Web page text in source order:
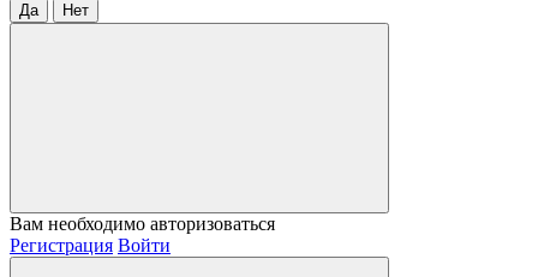
Да Нет
Вам необходимо авторизоваться
Регистрация Войти